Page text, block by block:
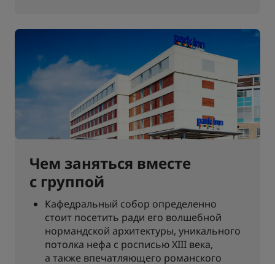
Чем заняться вместе
с группой
Кафедральный собор определенно
стоит посетить ради его волшебной
нормандской архитектуры, уникального
потолка нефа с росписью XIII века,
а также впечатляющего романского